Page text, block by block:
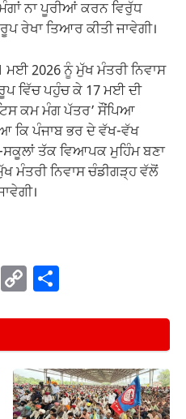
ਨਾ ਪੂਰੀਆਂ ਕਰਨ ਵਿਰੁੱਧ
ਰੇਖਾ ਤਿਆਰ ਕੀਤੀ ਜਾਵੇਗੀ।
2026 ਨੂੰ ਮੁੱਖ ਮੰਤਰੀ ਨਿਵਾਸ
ਵਿੱਚ ਪਹੁੰਚ ਕੇ 17 ਮਈ ਦੀ
ਕਮ ਮੰਗ ਪੱਤਰ’ ਸੌਂਪਿਆ
ਕਿ ਪੰਜਾਬ ਭਰ ਦੇ ਵੱਖ-ਵੱਖ
ਸਕੂਲਾਂ ਤੱਕ ਵਿਆਪਕ ਮੁਹਿੰਮ ਬਣਾ
ਮੰਤਰੀ ਨਿਵਾਸ ਚੰਡੀਗੜ੍ਹ ਵੱਲੋਂ
X C
p
y
Li
n
ar
e